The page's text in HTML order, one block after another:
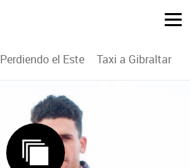
Perdiendo el Este Taxi a Gibraltar